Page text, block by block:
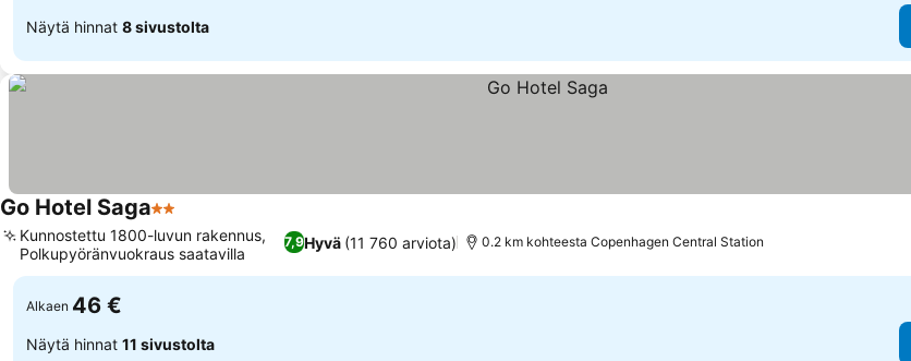
Näytä hinnat 8 sivustolta
Go Hotel Saga2 Tähtiluokitus
7,9Hyvä (11 760 arviota)
Kunnostettu 1800-luvun rakennus,
Polkupyöränvuokraus saatavilla
0.2 km kohteesta Copenhagen Central Station
Alkaen 46 €
Näytä hinnat 11 sivustolta